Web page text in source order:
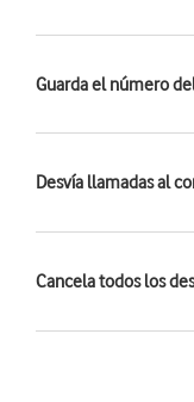
Guarda el número
Desvía llamadas al
Cancela todos los